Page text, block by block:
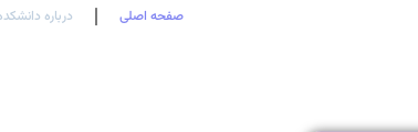
صفحه اصلی درباره